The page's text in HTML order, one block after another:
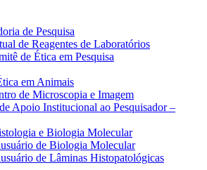
de Pesquisa
de Reagentes de Laboratórios
de Ética em Pesquisa
em Animais
de Microscopia e Imagem
Apoio Institucional ao Pesquisador –
e Biologia Molecular
de Biologia Molecular
de Lâminas Histopatológicas